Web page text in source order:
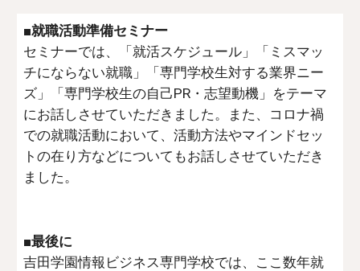
■就職活動準備セミナー
セミナーでは、「就活スケジュール」「ミスマッ
チにならない就職」「専門学校生対する業界ニー
ズ」「専門学校生の自己PR・志望動機」をテーマ
にお話しさせていただきました。また、コロナ禍
での就職活動において、活動方法やマインドセッ
トの在り方などについてもお話しさせていただき
ました。
■最後に
吉田学園情報ビジネス専門学校では、ここ数年就